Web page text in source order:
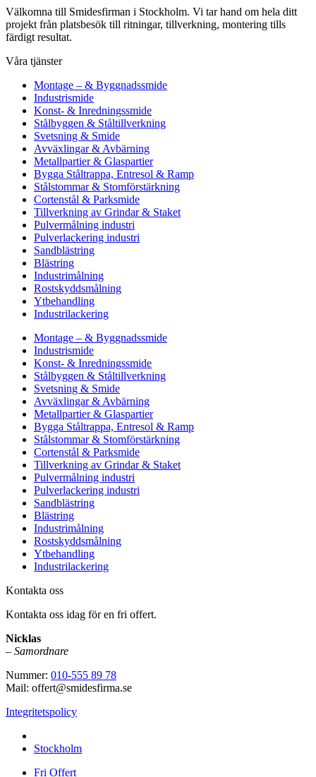
Välkomna till Smidesfirman i Stockholm. Vi tar hand om hela ditt
projekt från platsbesök till ritningar, tillverkning, montering tills
färdigt resultat.
Våra tjänster
Montage – & Byggnadssmide
Industrismide
Konst- & Inredningssmide
Stålbyggen & Ståltillverkning
Svetsning & Smide
Avväxlingar & Avbärning
Metallpartier & Glaspartier
Bygga Ståltrappa, Entresol & Ramp
Stålstommar & Stomförstärkning
Cortenstål & Parksmide
Tillverkning av Grindar & Staket
Pulvermålning industri
Pulverlackering industri
Sandblästring
Blästring
Industrimålning
Rostskyddsmålning
Ytbehandling
Industrilackering
Montage – & Byggnadssmide
Industrismide
Konst- & Inredningssmide
Stålbyggen & Ståltillverkning
Svetsning & Smide
Avväxlingar & Avbärning
Metallpartier & Glaspartier
Bygga Ståltrappa, Entresol & Ramp
Stålstommar & Stomförstärkning
Cortenstål & Parksmide
Tillverkning av Grindar & Staket
Pulvermålning industri
Pulverlackering industri
Sandblästring
Blästring
Industrimålning
Rostskyddsmålning
Ytbehandling
Industrilackering
Kontakta oss
Kontakta oss idag för en fri offert.
Nicklas
– Samordnare
Nummer: 010-555 89 78
Mail: offert@smidesfirma.se
Integritetspolicy
Stockholm
Fri Offert